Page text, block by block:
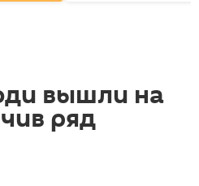
вышли на
ряд